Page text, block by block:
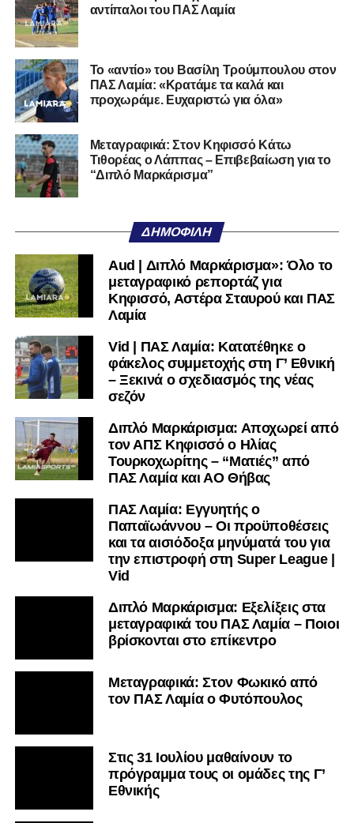
αγωνίστηκε στον Λεβαδειακό, ενώ πέρασε και από ομάδες
της Serie D στην Ιταλία, όπως οι Nocerina, S. Maria
Cilento και Castrovillari, έχοντας ξεκινήσει την
ποδοσφαιρική του διαδρομή από τον Απόλλωνα Σμύρνης.
Τον καλωσορίζουμε στην οικογένεια του Σαρωνικού και
του ευχόμαστε υγεία και επιτυχίες.»
Ακολουθήστε τοlamiara.grστοGoogle Newsγια να
μαθαίνετε πρώτοι τα κυανόλευκα νέα στην Ελλάδα και τον
Twitterκαι στοInstagram
μαθαίνετε σε χρόνο dt όλα τα νέα.
αντίπαλοι του ΠΑΣ Λαμία
Το «αντίο» του Βασίλη Τρούμπουλου στον
ΠΑΣ Λαμία: «Κρατάμε τα καλά και
προχωράμε. Ευχαριστώ για όλα»
Μεταγραφικά: Στον Κηφισσό Κάτω
Τιθορέας ο Λάππας – Επιβεβαίωση για το
“Διπλό Μαρκάρισμα”
ΔΗΜΟΦΙΛΉ
Aud | Διπλό Μαρκάρισμα»: Όλο το
μεταγραφικό ρεπορτάζ για
Κηφισσό, Αστέρα Σταυρού και ΠΑΣ
Λαμία
Vid | ΠΑΣ Λαμία: Κατατέθηκε ο
φάκελος συμμετοχής στη Γ’ Εθνική
– Ξεκινά ο σχεδιασμός της νέας
σεζόν
Διπλό Μαρκάρισμα: Αποχωρεί από
τον ΑΠΣ Κηφισσό ο Ηλίας
Τουρκοχωρίτης – “Ματιές” από
ΠΑΣ Λαμία και ΑΟ Θήβας
ΠΑΣ Λαμία: Εγγυητής ο
Παπαϊωάννου – Οι προϋποθέσεις
και τα αισιόδοξα μηνύματά του για
την επιστροφή στη Super League |
Vid
Διπλό Μαρκάρισμα: Εξελίξεις στα
μεταγραφικά του ΠΑΣ Λαμία – Ποιοι
βρίσκονται στο επίκεντρο
Μεταγραφικά: Στον Φωκικό από
τον ΠΑΣ Λαμία ο Φυτόπουλος
Στις 31 Ιουλίου μαθαίνουν το
πρόγραμμα τους οι ομάδες της Γ’
Εθνικής